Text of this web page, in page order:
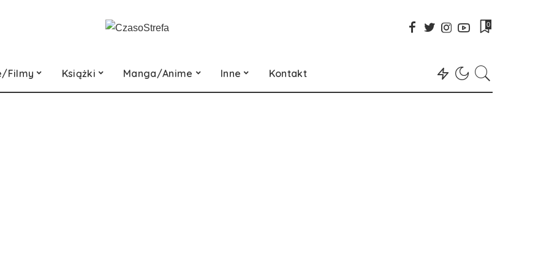
0
Filmy Książki Manga/Anime Inne Kontakt